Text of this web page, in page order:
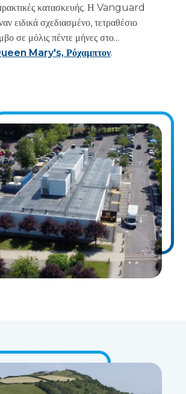
κατασκευής. Η Vanguard
ειδικά σχεδιασμένο, τετραθέσιο
σε μόλις πέντε μήνες στο...
Mary's, Ρόχαμπτον.